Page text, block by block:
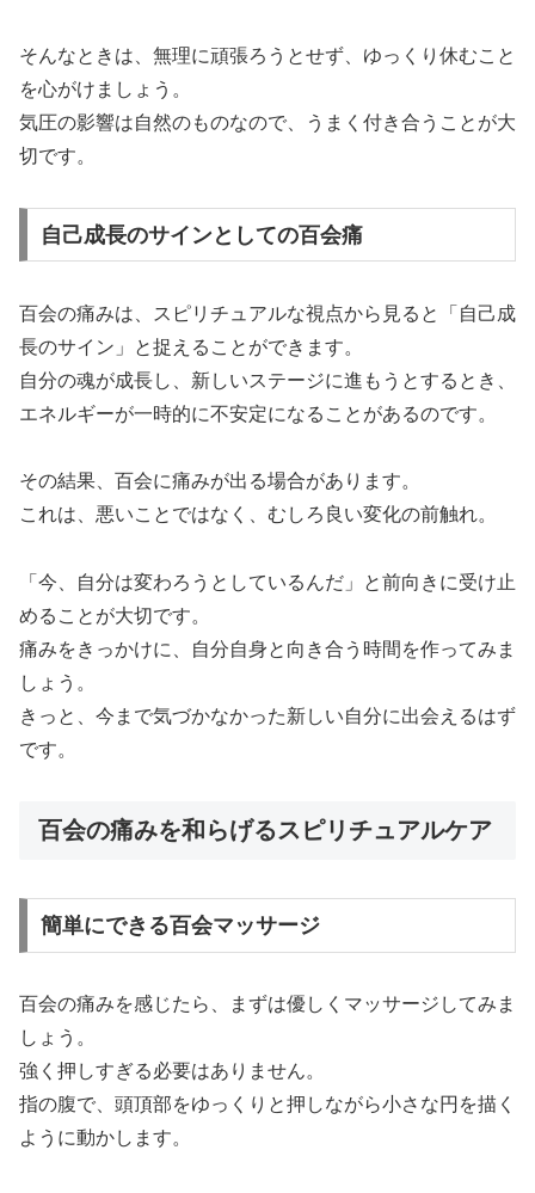
そんなときは、無理に頑張ろうとせず、ゆっくり休むこと
を心がけましょう。
気圧の影響は自然のものなので、うまく付き合うことが大
切です。
自己成長のサインとしての百会痛
百会の痛みは、スピリチュアルな視点から見ると「自己成
長のサイン」と捉えることができます。
自分の魂が成長し、新しいステージに進もうとするとき、
エネルギーが一時的に不安定になることがあるのです。
その結果、百会に痛みが出る場合があります。
これは、悪いことではなく、むしろ良い変化の前触れ。
「今、自分は変わろうとしているんだ」と前向きに受け止
めることが大切です。
痛みをきっかけに、自分自身と向き合う時間を作ってみま
しょう。
きっと、今まで気づかなかった新しい自分に出会えるはず
です。
百会の痛みを和らげるスピリチュアルケア
簡単にできる百会マッサージ
百会の痛みを感じたら、まずは優しくマッサージしてみま
しょう。
強く押しすぎる必要はありません。
指の腹で、頭頂部をゆっくりと押しながら小さな円を描く
ように動かします。